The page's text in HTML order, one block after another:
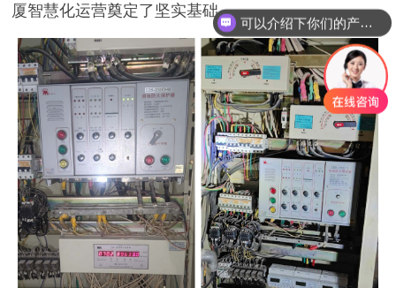
厦智慧化运营奠定了坚实基础。
可以介绍下你们的产品么